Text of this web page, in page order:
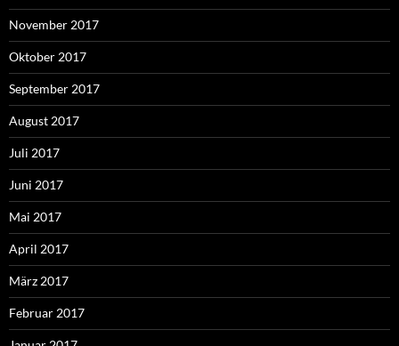
November 2017
Oktober 2017
September 2017
August 2017
Juli 2017
Juni 2017
Mai 2017
April 2017
März 2017
Februar 2017